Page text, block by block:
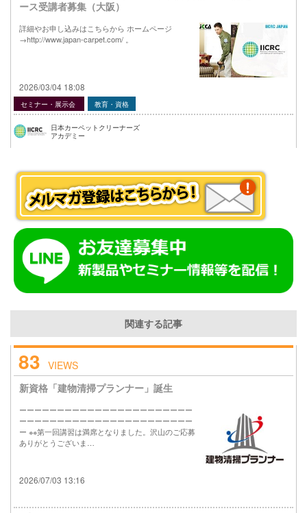
ース受講者募集（大阪）
詳細やお申し込みはこちらから ホームページ
→http://www.japan-carpet.com/ 。
2026/03/04 18:08
セミナー・展示会 教育・資格
日本カーペットクリーナーズ
アカデミー
関連する記事
83 VIEWS
新資格「建物清掃プランナー」誕生
ーーーーーーーーーーーーーーーーーーーーーーー
ーーーーーーーーーーーーーーーーーーーーーーー
ー ※※第一回講習は満席となりました。沢山のご応募
ありがとうございま…
2026/07/03 13:16